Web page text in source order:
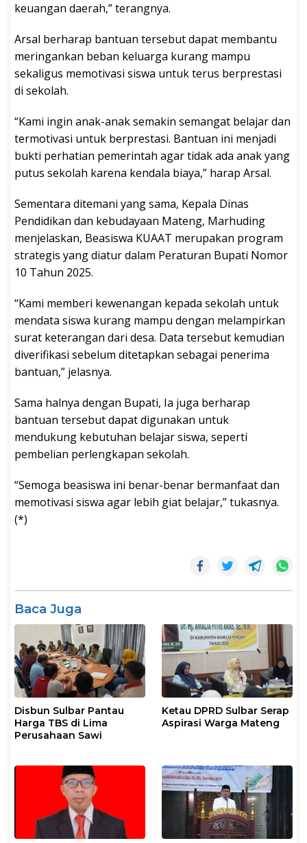
keuangan daerah,” terangnya.
Arsal berharap bantuan tersebut dapat membantu
meringankan beban keluarga kurang mampu
sekaligus memotivasi siswa untuk terus berprestasi
di sekolah.
“Kami ingin anak-anak semakin semangat belajar dan
termotivasi untuk berprestasi. Bantuan ini menjadi
bukti perhatian pemerintah agar tidak ada anak yang
putus sekolah karena kendala biaya,” harap Arsal.
Sementara ditemani yang sama, Kepala Dinas
Pendidikan dan kebudayaan Mateng, Marhuding
menjelaskan, Beasiswa KUAAT merupakan program
strategis yang diatur dalam Peraturan Bupati Nomor
10 Tahun 2025.
“Kami memberi kewenangan kepada sekolah untuk
mendata siswa kurang mampu dengan melampirkan
surat keterangan dari desa. Data tersebut kemudian
diverifikasi sebelum ditetapkan sebagai penerima
bantuan,” jelasnya.
Sama halnya dengan Bupati, Ia juga berharap
bantuan tersebut dapat digunakan untuk
mendukung kebutuhan belajar siswa, seperti
pembelian perlengkapan sekolah.
“Semoga beasiswa ini benar-benar bermanfaat dan
memotivasi siswa agar lebih giat belajar,” tukasnya.
(*)
Baca Juga
Disbun Sulbar Pantau
Harga TBS di Lima
Perusahaan Sawi
Ketau DPRD Sulbar Serap
Aspirasi Warga Mateng